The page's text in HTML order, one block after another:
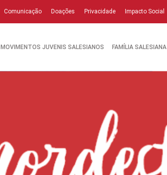
Comunicação Doações Privacidade Impacto Social
MOVIMENTOS JUVENIS SALESIANOS FAMÍLIA SALESIANA